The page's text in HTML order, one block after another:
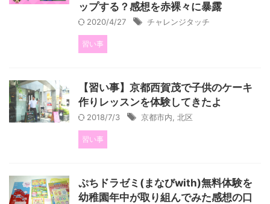
ップする？感想を赤裸々に暴露
2020/4/27 チャレンジタッチ
習い事
【習い事】京都西賀茂で子供のケーキ
作りレッスンを体験してきたよ
2018/7/3 京都市内 北区
習い事
ぷちドラゼミ(まなびwith)無料体験を
幼稚園年中が取り組んでみた感想の口